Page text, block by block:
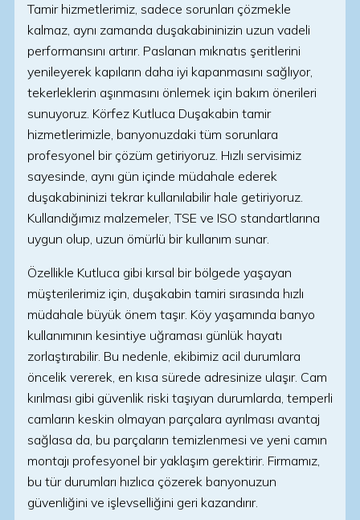
Tamir hizmetlerimiz, sadece sorunları çözmekle
kalmaz, aynı zamanda duşakabininizin uzun vadeli
performansını artırır. Paslanan mıknatıs şeritlerini
yenileyerek kapıların daha iyi kapanmasını sağlıyor,
tekerleklerin aşınmasını önlemek için bakım önerileri
sunuyoruz. Körfez Kutluca Duşakabin tamir
hizmetlerimizle, banyonuzdaki tüm sorunlara
profesyonel bir çözüm getiriyoruz. Hızlı servisimiz
sayesinde, aynı gün içinde müdahale ederek
duşakabininizi tekrar kullanılabilir hale getiriyoruz.
Kullandığımız malzemeler, TSE ve ISO standartlarına
uygun olup, uzun ömürlü bir kullanım sunar.
Özellikle Kutluca gibi kırsal bir bölgede yaşayan
müşterilerimiz için, duşakabin tamiri sırasında hızlı
müdahale büyük önem taşır. Köy yaşamında banyo
kullanımının kesintiye uğraması günlük hayatı
zorlaştırabilir. Bu nedenle, ekibimiz acil durumlara
öncelik vererek, en kısa sürede adresinize ulaşır. Cam
kırılması gibi güvenlik riski taşıyan durumlarda, temperli
camların keskin olmayan parçalara ayrılması avantaj
sağlasa da, bu parçaların temizlenmesi ve yeni camın
montajı profesyonel bir yaklaşım gerektirir. Firmamız,
bu tür durumları hızlıca çözerek banyonuzun
güvenliğini ve işlevselliğini geri kazandırır.